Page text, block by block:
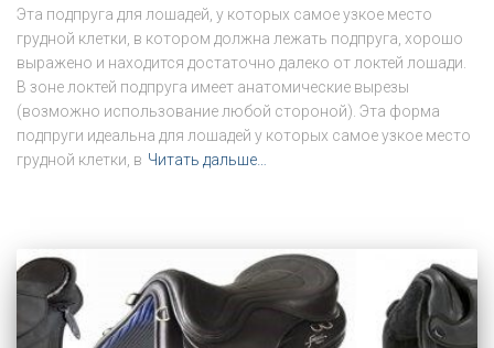
Эта подпруга для лошадей, у которых самое узкое место
грудной клетки, в котором должна лежать подпруга, хорошо
выражено и находится достаточно далеко от локтей лошади.
В зоне локтей подпруга имеет анатомические вырезы
(возможно использование любой стороной). Эта форма
подпруги идеальна для лошадей у которых самое узкое место
грудной клетки, в Читать дальше…